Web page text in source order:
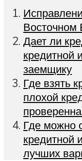
Восточном
Дает ли
кредитной
заемщику
Где взять
плохой
Где можно
кредитной
лучших